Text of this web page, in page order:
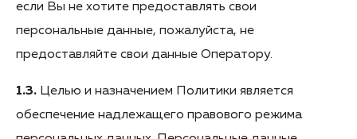
если Вы не хотите предоставлять свои
персональные данные, пожалуйста, не
предоставляйте свои данные Оператору.
1.3. Целью и назначением Политики является
обеспечение надлежащего правового режима